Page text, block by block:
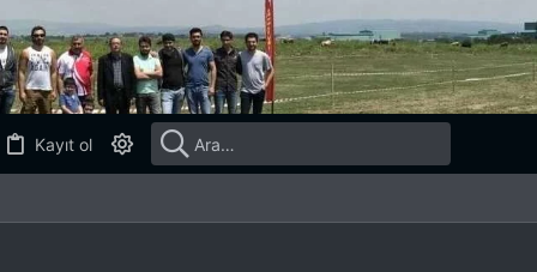
Kayıt ol